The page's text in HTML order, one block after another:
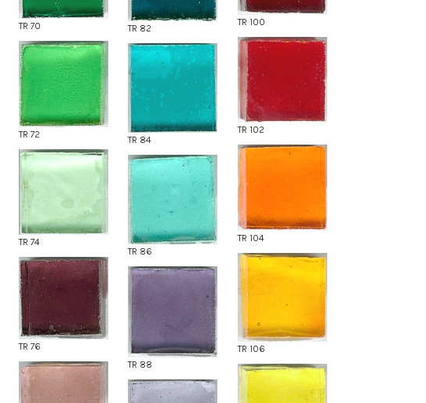
TR 70
TR 72
TR 74
TR 76
TR 82
TR 84
TR 86
TR 88
TR 100
TR 102
TR 104
TR 106